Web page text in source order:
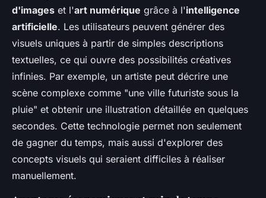
d'images et l'art numérique grâce à l'intelligence
artificielle. Les utilisateurs peuvent générer des
visuels uniques à partir de simples descriptions
textuelles, ce qui ouvre des possibilités créatives
infinies. Par exemple, un artiste peut décrire une
scène complexe comme "une ville futuriste sous la
pluie" et obtenir une illustration détaillée en quelques
secondes. Cette technologie permet non seulement
de gagner du temps, mais aussi d'explorer des
concepts visuels qui seraient difficiles à réaliser
manuellement.